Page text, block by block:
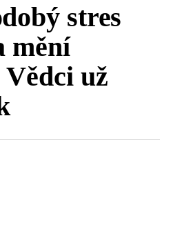
stres
mění
Vědci už